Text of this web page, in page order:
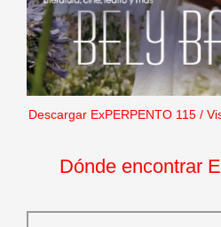
Descargar ExPERPENTO 115/
Dónde encontrar